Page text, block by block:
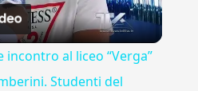
Video
al liceo “Verga”
Studenti del